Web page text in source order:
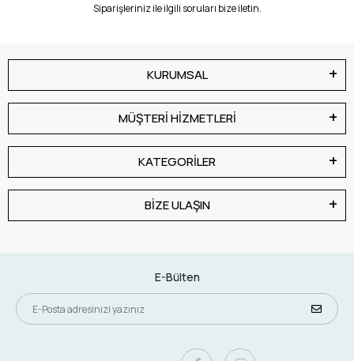
Siparişleriniz ile ilgili soruları bize iletin.
KURUMSAL
MÜŞTERİ HİZMETLERİ
KATEGORİLER
BİZE ULAŞIN
E-Bülten